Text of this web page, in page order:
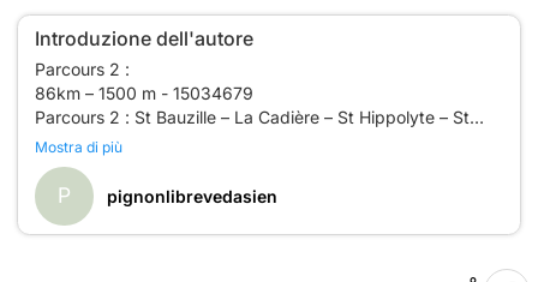
Introduzione dell'autore
Parcours 2 :
86km – 1500 m - 15034679
Parcours 2 : St Bauzille – La Cadière – St Hippolyte – St
Roman – Col de la Pierre levée – St Martial - Col de la
Tribale – ND de la Rouvière – Peyregrosse – St andré de
Majencoules – Le Rey – Pont d’Hérault – Col de Cap de
Coste – le Vigan - Ganges – Cazilhac - Agones – St
Mostra di più
P pignonlibrevedasien